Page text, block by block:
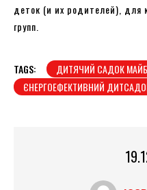
деток (и их родителей), для
групп.
TAGS:
ДИТЯЧИЙ САДОК
ЄНЕРГОЕФЕКТИВНИЙ